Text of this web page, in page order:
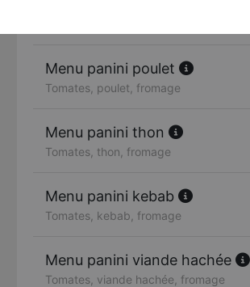
Menu panini poulet
Tomates, poulet, fromage
Menu panini thon
Tomates, thon, fromage
Menu panini kebab
Tomates, kebab, fromage
Menu panini viande hachée
Tomates, viande hachée, fromage